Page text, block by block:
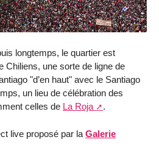
longtemps, le quartier est
Chiliens, une sorte de ligne de
"d’en haut" avec le Santiago
un lieu de célébration des
celles de La Roja .
live proposé par la Galerie